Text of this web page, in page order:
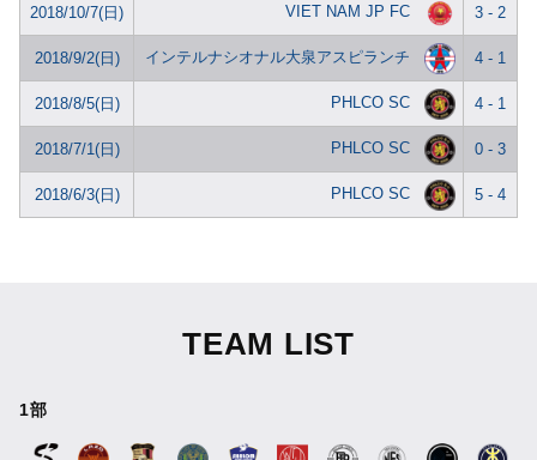
2018/10/7(日) VIET NAM JP FC 3 - 2
2018/9/2(日) インテルナシオナル大泉アスピランチ 4 - 1
2018/8/5(日) PHLCO SC 4 - 1
2018/7/1(日) PHLCO SC 0 - 3
2018/6/3(日) PHLCO SC 5 - 4
TEAM LIST
1部